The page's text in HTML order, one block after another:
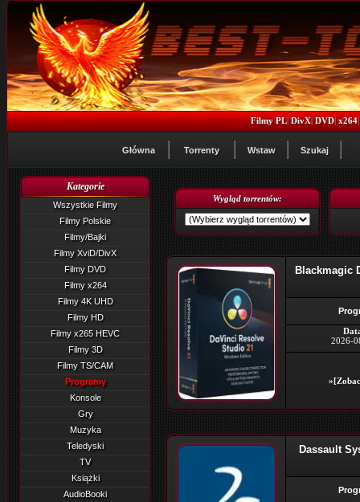
Filmy PL|DivX|DVD|x264
Główna Torrenty Wstaw Szukaj
Kategorie
Wszystkie Filmy
Filmy Polskie
Filmy/Bajki
Filmy XviD/DivX
Filmy DVD
Filmy x264
Filmy 4K UHD
Filmy HD
Filmy x265 HEVC
Filmy 3D
Filmy TS/CAM
Programy
Konsole
Gry
Muzyka
Teledyski
TV
Książki
AudioBooki
Wygląd torrentów:
Blackmagic
2026-
Dassault